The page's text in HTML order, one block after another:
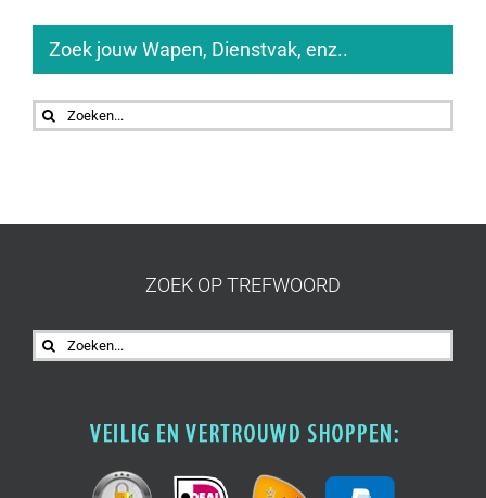
Zoek jouw Wapen, Dienstvak, enz..
Zoeken
naar:
ZOEK OP TREFWOORD
Zoeken
naar: